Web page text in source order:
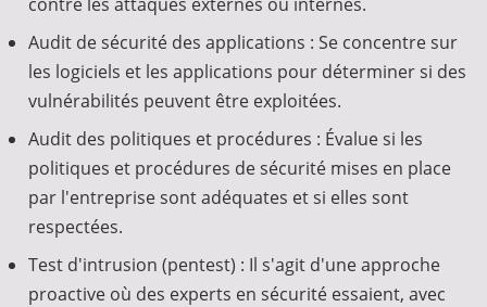
Audit de sécurité des applications : Se concentre sur
les logiciels et les applications pour déterminer si des
vulnérabilités peuvent être exploitées.
Audit des politiques et procédures : Évalue si les
politiques et procédures de sécurité mises en place
par l'entreprise sont adéquates et si elles sont
respectées.
Test d'intrusion (pentest) : Il s'agit d'une approche
proactive où des experts en sécurité essaient, avec